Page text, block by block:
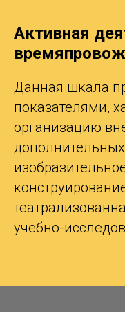
Активная
Данная шкала
показателями,
организацию
учебно-